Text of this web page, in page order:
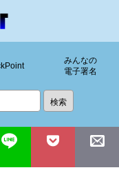
みんなの
電子署名